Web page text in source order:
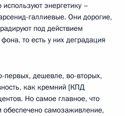
энергетику –
галлиевые. Они дорогие,
под действием
то есть у них деградация
первых, дешевле, во-вторых,
как кремний [КПД
Но самое главное, что
обеспечено самозаживление,